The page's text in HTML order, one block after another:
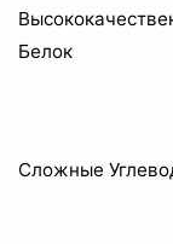
Белок
Сложные